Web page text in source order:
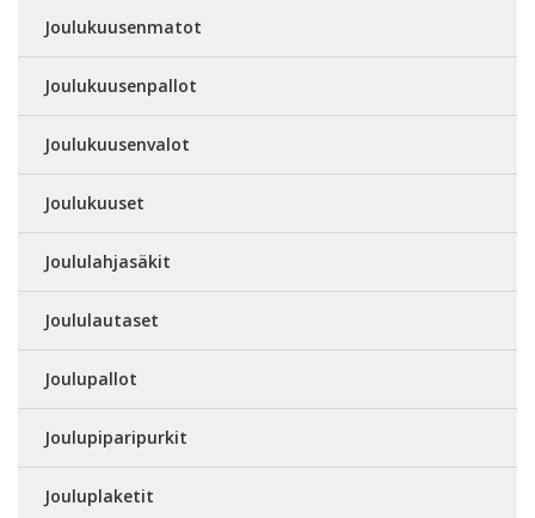
Joulukuusenmatot
Joulukuusenpallot
Joulukuusenvalot
Joulukuuset
Joululahjasäkit
Joululautaset
Joulupallot
Joulupiparipurkit
Jouluplaketit